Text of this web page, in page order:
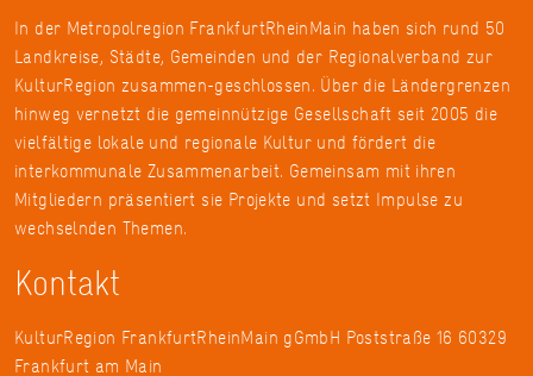
In der Metropolregion FrankfurtRheinMain haben sich rund 50
Landkreise, Städte, Gemeinden und der Regionalverband zur
KulturRegion zusammen-geschlossen. Über die Ländergrenzen
hinweg vernetzt die gemeinnützige Gesellschaft seit 2005 die
vielfältige lokale und regionale Kultur und fördert die
interkommunale Zusammenarbeit. Gemeinsam mit ihren
Mitgliedern präsentiert sie Projekte und setzt Impulse zu
wechselnden Themen.
Kontakt
KulturRegion FrankfurtRheinMain gGmbH Poststraße 16 60329
Frankfurt am Main